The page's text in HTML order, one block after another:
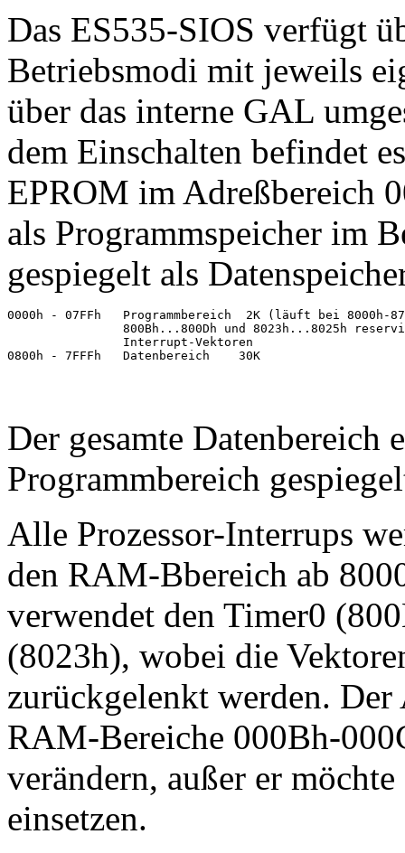
Das ES535-SIOS verfügt
Betriebsmodi mit jeweils
über das interne GAL
dem Einschalten befindet
EPROM im Adreßbereich
als Programmspeicher im
gespiegelt als
0000h - 07FFh   Programmbereich  2K (läuft bei 8000h-
800Bh...800Dh und 8023h...8025h
                Interrupt-Vektoren
Der gesamte Datenbereich
Programmbereich
Alle Prozessor-Interrups
den RAM-Bbereich ab
verwendet den Timer0
(8023h), wobei die
zurückgelenkt werden.
RAM-Bereiche 000Bh-
verändern, außer er
einsetzen.